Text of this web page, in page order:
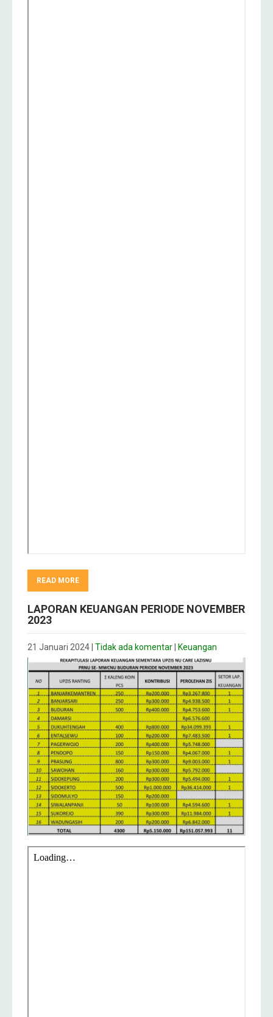
READ MORE
LAPORAN KEUANGAN PERIODE NOVEMBER
2023
21 Januari 2024 Tidak ada komentar Keuangan